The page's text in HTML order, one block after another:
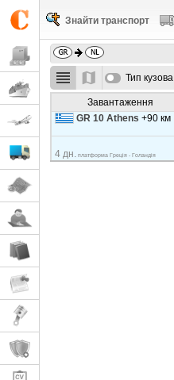
Знайти транспорт
Тип кузова
Завантаження
GR 10 Athens +90 км
4 дн. платформа Греція - Голандія